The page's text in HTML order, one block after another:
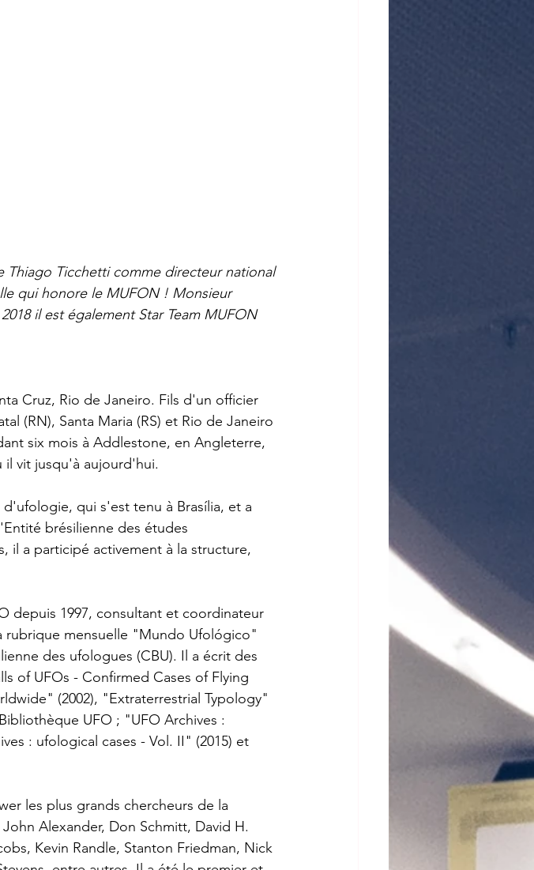
Thiago Ticchetti comme directeur national
qui honore le MUFON ! Monsieur
il est également Star Team MUFON
Cruz, Rio de Janeiro. Fils d'un officier
(RN), Santa Maria (RS) et Rio de Janeiro
six mois à Addlestone, en Angleterre,
il vit jusqu'à aujourd'hui.
qui s'est tenu à Brasília, et a
brésilienne des études
il a participé activement à la structure,
depuis 1997, consultant et coordinateur
rubrique mensuelle "Mundo Ufológico"
des ufologues (CBU). Il a écrit des
of UFOs - Confirmed Cases of Flying
(2002), "Extraterrestrial Typology"
UFO ; "UFO Archives :
: ufological cases - Vol. II" (2015) et
les plus grands chercheurs de la
Alexander, Don Schmitt, David H.
Kevin Randle, Stanton Friedman, Nick